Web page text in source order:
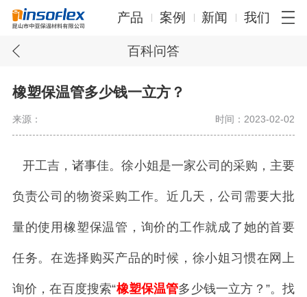
产品 案例 新闻 我们
百科问答
橡塑保温管多少钱一立方？
来源： 时间：2023-02-02
开工吉，诸事佳。徐小姐是一家公司的采购，主要
负责公司的物资采购工作。近几天，公司需要大批
量的使用橡塑保温管，询价的工作就成了她的首要
任务。在选择购买产品的时候，徐小姐习惯在网上
询价，在百度搜索“橡塑保温管多少钱一立方？”。找